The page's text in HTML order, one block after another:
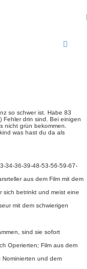
so schwer ist. Habe 83
Fehler drin sind. Bei einigen
nicht grün bekommen.
was hast du da als
34-36-39-48-53-56-59-67-
aus dem Film mit dem
sich betrinkt und meist eine
mit dem schwierigen
sind sie sofort
Operierten; Film aus dem
und dem